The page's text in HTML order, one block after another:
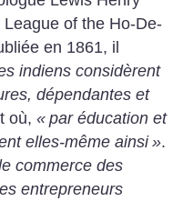
of the Ho-De-
en 1861, il
indiens considèrent
dépendantes et
où,« par éducation et
elles-même ainsi ».
commerce des
entrepreneurs